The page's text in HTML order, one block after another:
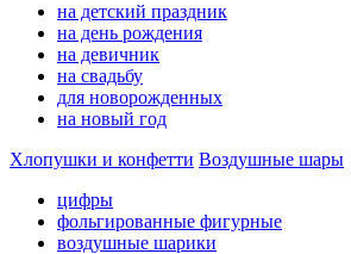
на детский праздник
на день рождения
на девичник
на свадьбу
для новорожденных
на новый год
Хлопушки и конфетти Воздушные шары
цифры
фольгированные фигурные
воздушные шарики